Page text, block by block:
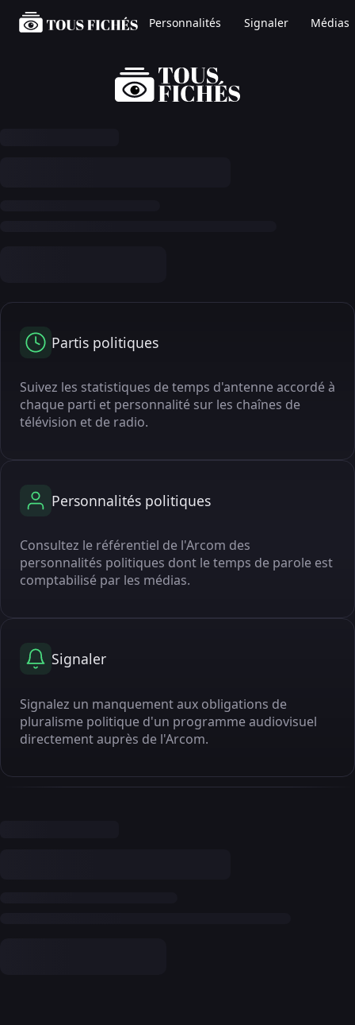
Personnalités Signaler Médias
Partis politiques
Suivez les statistiques de temps d'antenne accordé à
chaque parti et personnalité sur les chaînes de
télévision et de radio.
Personnalités politiques
Consultez le référentiel de l'Arcom des
personnalités politiques dont le temps de parole est
comptabilisé par les médias.
Signaler
Signalez un manquement aux obligations de
pluralisme politique d'un programme audiovisuel
directement auprès de l'Arcom.